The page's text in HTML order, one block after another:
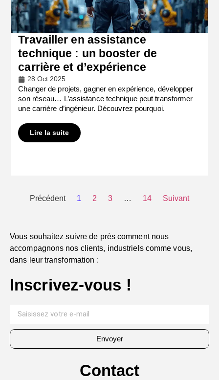
Travailler en assistance
technique : un booster de
carrière et d’expérience
28 Oct 2025
Changer de projets, gagner en expérience, développer
son réseau… L’assistance technique peut transformer
une carrière d’ingénieur. Découvrez pourquoi.
Lire la suite
Précédent 1 2 3 … 14 Suivant
Vous souhaitez suivre de près comment nous
accompagnons nos clients, industriels comme vous,
dans leur transformation :
Inscrivez-vous !
Envoyer
Contact